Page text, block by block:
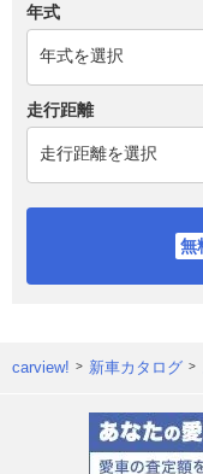
年式
走行距離
carview! 新車カタログ